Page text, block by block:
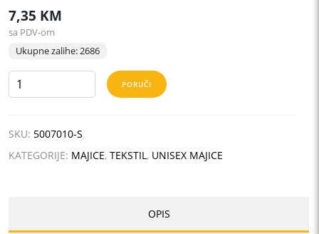
7,35 KM
sa PDV-om
Ukupne zalihe: 2686
TERRA
MEN
PORUČI
SKU: 5007010-S
KATEGORIJE: MAJICE, TEKSTIL, UNISEX MAJICE
OPIS